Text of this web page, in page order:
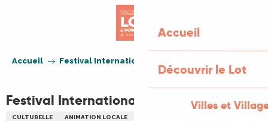
Accueil
Découvrir le Lot
Villes et
Accueil Festival International d'Accordéon
Festival International d'Accordéon
CULTURELLE ANIMATION LOCALE